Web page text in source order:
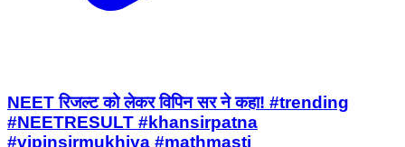
NEET रिजल्ट को लेकर विपिन सर ने कहा! #trending
#NEETRESULT #khansirpatna
#vipinsirmukhiya #mathmasti